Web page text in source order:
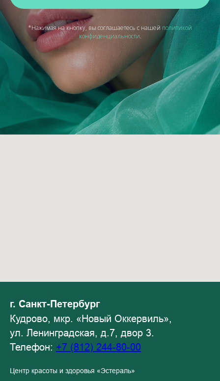
*Нажимая на кнопку, вы соглашаетесь с нашей политикой
конфиденциальности.
г. Санкт-Петербург
Кудрово, мкр. «Новый Оккервиль»,
ул. Ленинградская, д.7, двор 3.
Телефон: +7 (812) 244-80-00
Центр красоты и здоровья «Эстераль»